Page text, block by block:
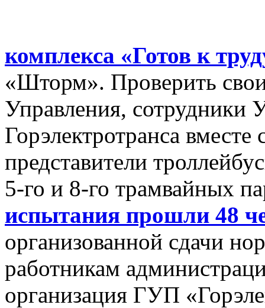
комплекса «Готов к
«Шторм». Проверить
Управления, сотрудники
Горэлектротранса
представители
5-го и 8-го трамвайных
испытания прошли 48
организованной сдачи
работникам
организация ГУП